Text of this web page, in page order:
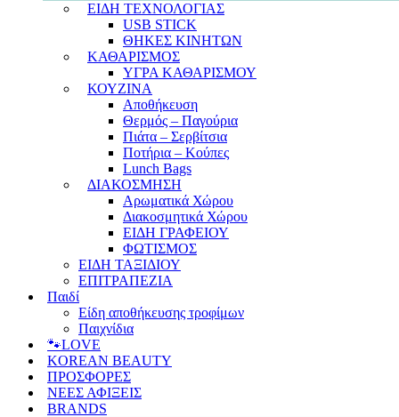
ΕΙΔΗ ΤΕΧΝΟΛΟΓΙΑΣ
USB STICK
ΘΗΚΕΣ ΚΙΝΗΤΩΝ
ΚΑΘΑΡΙΣΜΟΣ
ΥΓΡΑ ΚΑΘΑΡΙΣΜΟΥ
ΚΟΥΖΙΝΑ
Αποθήκευση
Θερμός – Παγούρια
Πιάτα – Σερβίτσια
Ποτήρια – Κούπες
Lunch Bags
ΔΙΑΚΟΣΜΗΣΗ
Αρωματικά Χώρου
Διακοσμητικά Χώρου
ΕΙΔΗ ΓΡΑΦΕΙΟΥ
ΦΩΤΙΣΜΟΣ
ΕΙΔΗ ΤΑΞΙΔΙΟΥ
ΕΠΙΤΡΑΠΕΖΙΑ
Παιδί
Είδη αποθήκευσης τροφίμων
Παιχνίδια
🐾LOVE
KOREAN BEAUTY
ΠΡΟΣΦΟΡΕΣ
ΝΕΕΣ ΑΦΙΞΕΙΣ
BRANDS